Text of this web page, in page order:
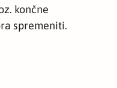
končne
spremeniti.